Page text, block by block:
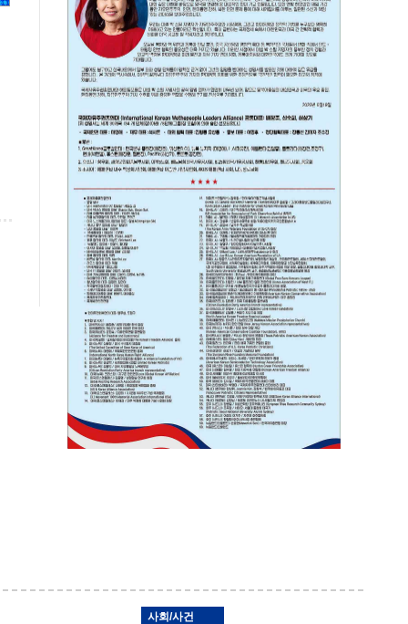
사회/사건